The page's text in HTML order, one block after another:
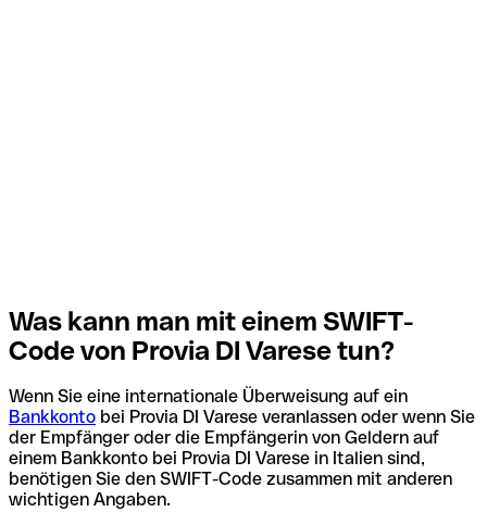
Was kann man mit einem SWIFT-
Code von Provia DI Varese tun?
Wenn Sie eine internationale Überweisung auf ein
Bankkonto bei Provia DI Varese veranlassen oder wenn Sie
der Empfänger oder die Empfängerin von Geldern auf
einem Bankkonto bei Provia DI Varese in Italien sind,
benötigen Sie den SWIFT-Code zusammen mit anderen
wichtigen Angaben.